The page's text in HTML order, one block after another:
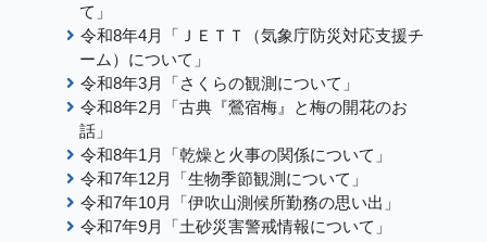
て」
令和8年4月「ＪＥＴＴ（気象庁防災対応支援チ
ーム）について」
令和8年3月「さくらの観測について」
令和8年2月「古典『鶯宿梅』と梅の開花のお
話」
令和8年1月「乾燥と火事の関係について」
令和7年12月「生物季節観測について」
令和7年10月「伊吹山測候所勤務の思い出」
令和7年9月「土砂災害警戒情報について」